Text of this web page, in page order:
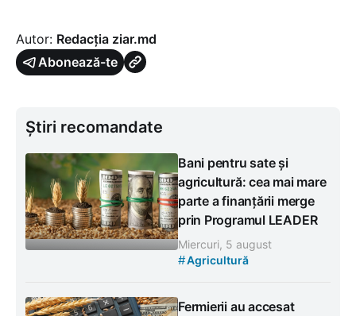
Autor: Redacția ziar.md
Abonează-te
Știri recomandate
Bani pentru sate și
agricultură: cea mai mare
parte a finanțării merge
prin Programul LEADER
Miercuri, 5 august
#Agricultură
Fermierii au accesat